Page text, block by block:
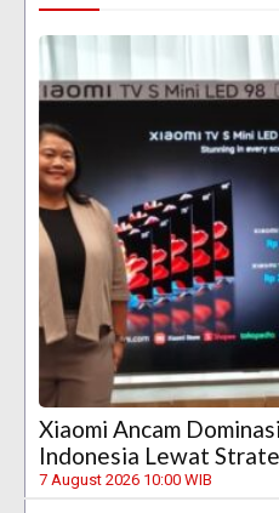
Xiaomi Ancam
Indonesia Lewat
7 August 2026 10:00 WIB